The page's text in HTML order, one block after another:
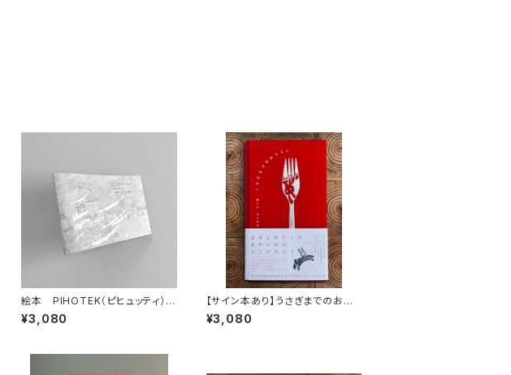
絵本 PIHOTEK（ピヒュッティ）
北極を風と歩く
¥3,080
【サイン本あり】うさぎまでのおさ
らい［通常版］
¥3,080